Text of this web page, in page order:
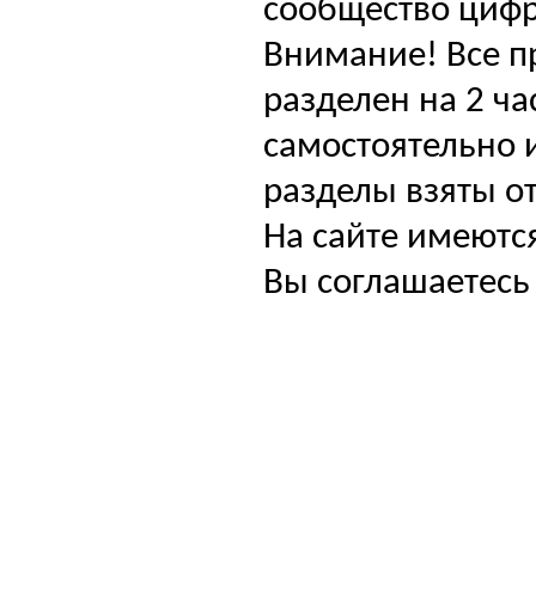
сообщество
Внимание! Все
разделен на 2
самостоятельно
разделы взяты
На сайте
Вы